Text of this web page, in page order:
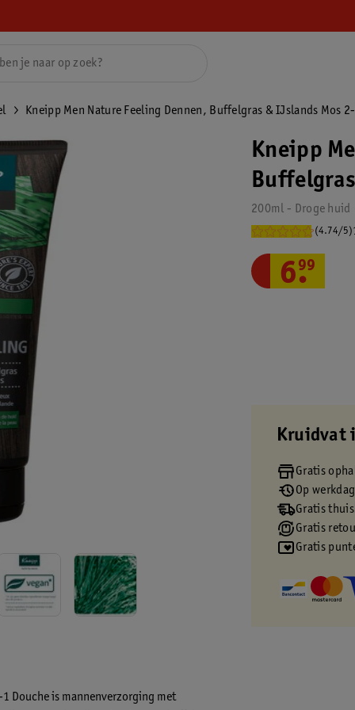
Kneipp Men Nature Feeling Dennen, Buffelgras & IJslands Mos
Douche is mannenverzorging met
Kneipp
200ml - Droge huid
(4.74/5)
6.
99
Kruidvat
Gratis
Op
Gratis
Gratis
Gratis